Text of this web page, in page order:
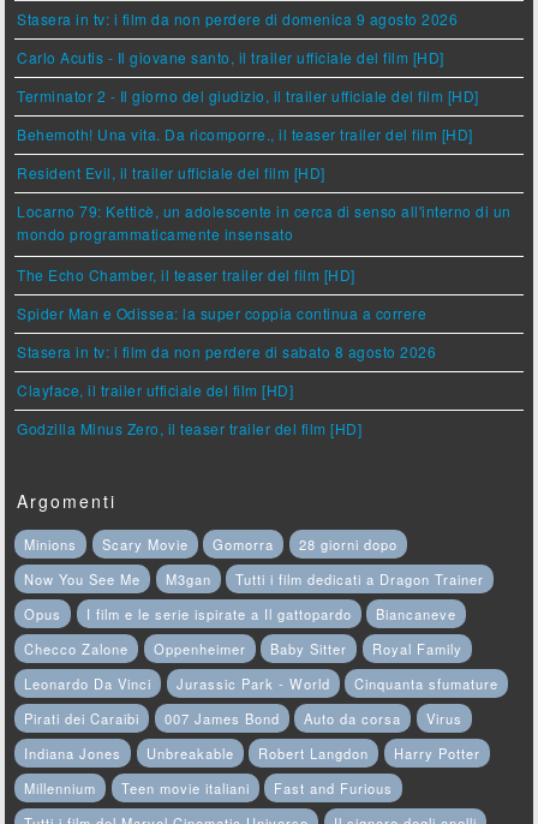
Stasera in tv: i film da non perdere di domenica 9 agosto 2026
Carlo Acutis - Il giovane santo, il trailer ufficiale del film [HD]
Terminator 2 - Il giorno del giudizio, il trailer ufficiale del film [HD]
Behemoth! Una vita. Da ricomporre., il teaser trailer del film [HD]
Resident Evil, il trailer ufficiale del film [HD]
Locarno 79: Ketticè, un adolescente in cerca di senso all'interno di un
mondo programmaticamente insensato
The Echo Chamber, il teaser trailer del film [HD]
Spider Man e Odissea: la super coppia continua a correre
Stasera in tv: i film da non perdere di sabato 8 agosto 2026
Clayface, il trailer ufficiale del film [HD]
Godzilla Minus Zero, il teaser trailer del film [HD]
Argomenti
Minions Scary Movie Gomorra
28 giorni dopo
Now You See Me
M3gan
Tutti i film dedicati a Dragon Trainer
Opus
I film e le serie ispirate a Il gattopardo
Biancaneve
Checco Zalone
Oppenheimer Baby Sitter
Royal Family
Leonardo Da Vinci
Jurassic Park - World
Cinquanta sfumature
Pirati dei Caraibi
007 James Bond Auto da corsa
Virus
Indiana Jones
Unbreakable Robert Langdon
Harry Potter
Millennium
Teen movie italiani
Fast and Furious